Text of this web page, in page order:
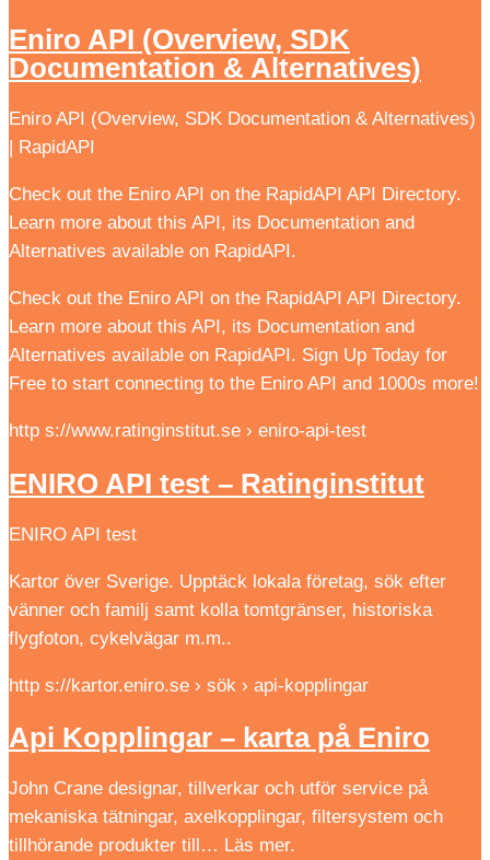
Eniro API (Overview, SDK
Documentation & Alternatives)
Eniro API (Overview, SDK Documentation & Alternatives)
| RapidAPI
Check out the Eniro API on the RapidAPI API Directory.
Learn more about this API, its Documentation and
Alternatives available on RapidAPI.
Check out the Eniro API on the RapidAPI API Directory.
Learn more about this API, its Documentation and
Alternatives available on RapidAPI. Sign Up Today for
Free to start connecting to the Eniro API and 1000s more!
http s://www.ratinginstitut.se › eniro-api-test
ENIRO API test – Ratinginstitut
ENIRO API test
Kartor över Sverige. Upptäck lokala företag, sök efter
vänner och familj samt kolla tomtgränser, historiska
flygfoton, cykelvägar m.m..
http s://kartor.eniro.se › sök › api-kopplingar
Api Kopplingar – karta på Eniro
John Crane designar, tillverkar och utför service på
mekaniska tätningar, axelkopplingar, filtersystem och
tillhörande produkter till… Läs mer.